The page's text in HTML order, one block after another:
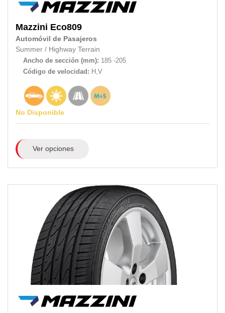
Mazzini Eco809
Automóvil de Pasajeros
Summer / Highway Terrain
Ancho de sección (mm): 185 -205
Código de velocidad: H,V
No Disponible
Ver opciones